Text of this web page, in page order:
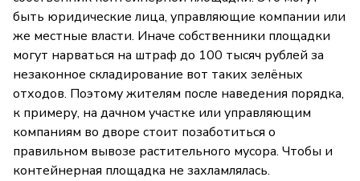
быть юридические лица, управляющие компании или
же местные власти. Иначе собственники площадки
могут нарваться на штраф до 100 тысяч рублей за
незаконное складирование вот таких зелёных
отходов. Поэтому жителям после наведения порядка,
к примеру, на дачном участке или управляющим
компаниям во дворе стоит позаботиться о
правильном вывозе растительного мусора. Чтобы и
контейнерная площадка не захламлялась.